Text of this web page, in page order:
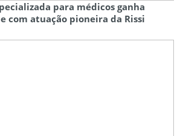
para médicos ganha
com atuação pioneira da Rissi